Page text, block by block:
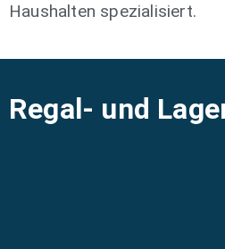
Haushalten spezialisiert.
Regal- und